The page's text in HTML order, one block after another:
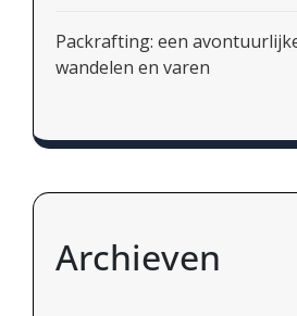
Packrafting: een
wandelen en varen
Archieven